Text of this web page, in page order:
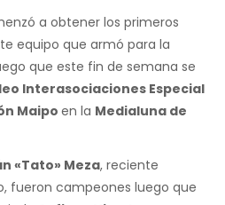
a obtener los primeros
equipo que armó para la
que este fin de semana se
Interasociaciones Especial
Maipo en la Medialuna de
«Tato» Meza, reciente
fueron campeones luego que